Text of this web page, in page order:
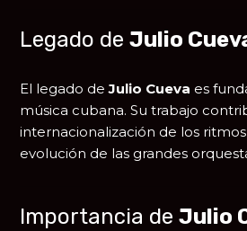
Legado deJulio
El legado deJulio Cueva es
música cubana. Su trabajo
internacionalización de los
evolución de las grandes
Importancia deJulio